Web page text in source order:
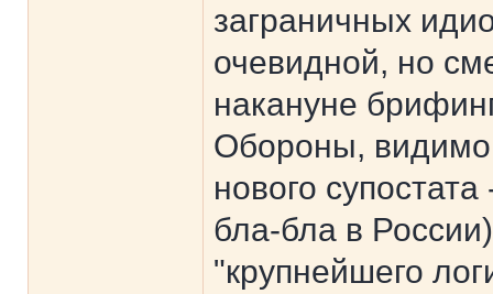
заграничных
очевидной, но
накануне
Обороны, видимо
нового
бла-бла в
"крупнейшего